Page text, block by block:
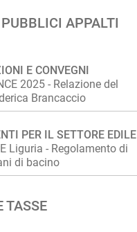
APPALTI
E CONVEGNI
2025 - Relazione del
Brancaccio
PER IL SETTORE EDILE
Liguria - Regolamento di
di bacino
TASSE